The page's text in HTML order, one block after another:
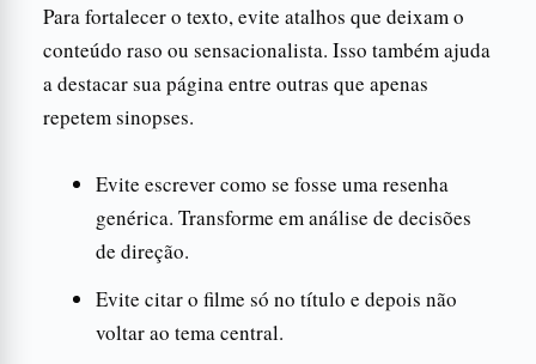
Para fortalecer o texto, evite atalhos que deixam o
conteúdo raso ou sensacionalista. Isso também ajuda
a destacar sua página entre outras que apenas
repetem sinopses.
Evite escrever como se fosse uma resenha
genérica. Transforme em análise de decisões
de direção.
Evite citar o filme só no título e depois não
voltar ao tema central.